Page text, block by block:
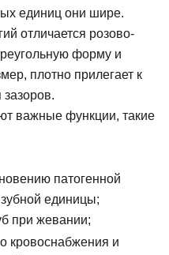
единиц они шире.
отличается розово-
форму и
плотно прилегает к
важные функции, такие
патогенной
единицы;
при жевании;
кровоснабжения и